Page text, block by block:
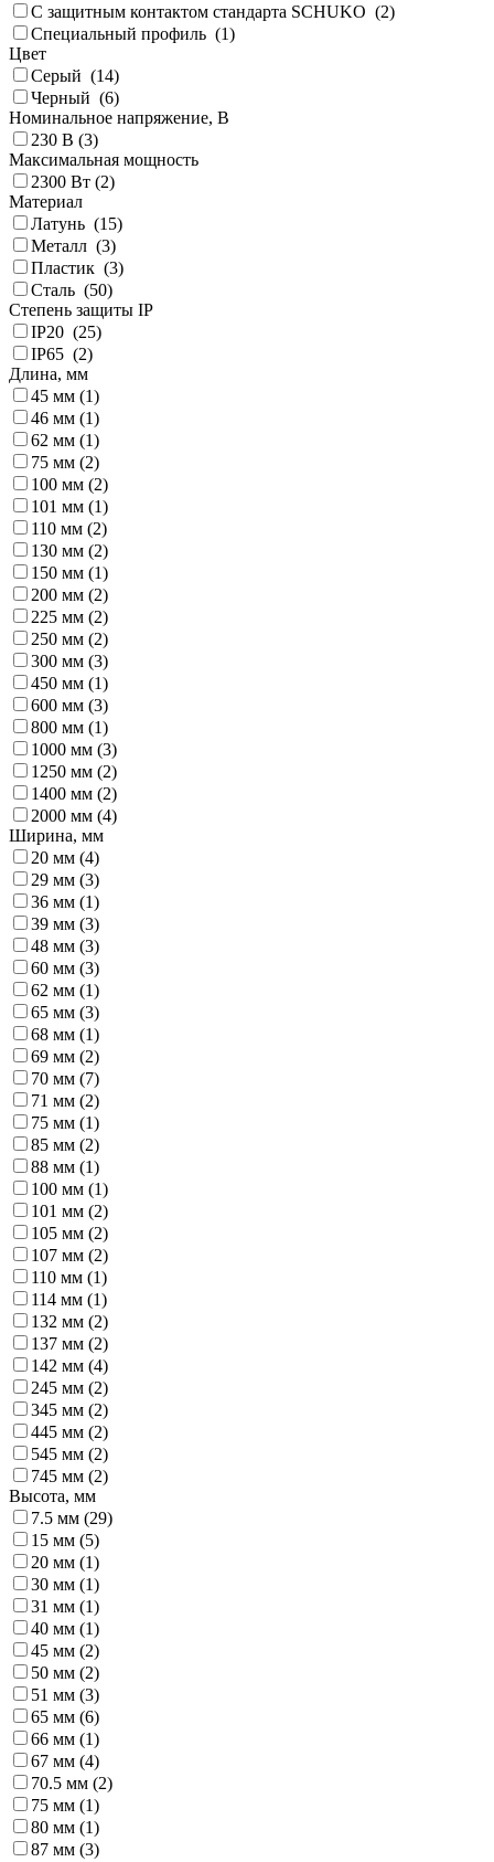
С защитным контактом стандарта SCHUKO (2)
Специальный профиль (1)
Цвет
Серый (14)
Черный (6)
Номинальное напряжение, В
230 В (3)
Максимальная мощность
2300 Вт (2)
Материал
Латунь (15)
Металл (3)
Пластик (3)
Сталь (50)
Степень защиты IP
IP20 (25)
IP65 (2)
Длина, мм
45 мм (1)
46 мм (1)
62 мм (1)
75 мм (2)
100 мм (2)
101 мм (1)
110 мм (2)
130 мм (2)
150 мм (1)
200 мм (2)
225 мм (2)
250 мм (2)
300 мм (3)
450 мм (1)
600 мм (3)
800 мм (1)
1000 мм (3)
1250 мм (2)
1400 мм (2)
2000 мм (4)
Ширина, мм
20 мм (4)
29 мм (3)
36 мм (1)
39 мм (3)
48 мм (3)
60 мм (3)
62 мм (1)
65 мм (3)
68 мм (1)
69 мм (2)
70 мм (7)
71 мм (2)
75 мм (1)
85 мм (2)
88 мм (1)
100 мм (1)
101 мм (2)
105 мм (2)
107 мм (2)
110 мм (1)
114 мм (1)
132 мм (2)
137 мм (2)
142 мм (4)
245 мм (2)
345 мм (2)
445 мм (2)
545 мм (2)
745 мм (2)
Высота, мм
7.5 мм (29)
15 мм (5)
20 мм (1)
30 мм (1)
31 мм (1)
40 мм (1)
45 мм (2)
50 мм (2)
51 мм (3)
65 мм (6)
66 мм (1)
67 мм (4)
70.5 мм (2)
75 мм (1)
80 мм (1)
87 мм (3)